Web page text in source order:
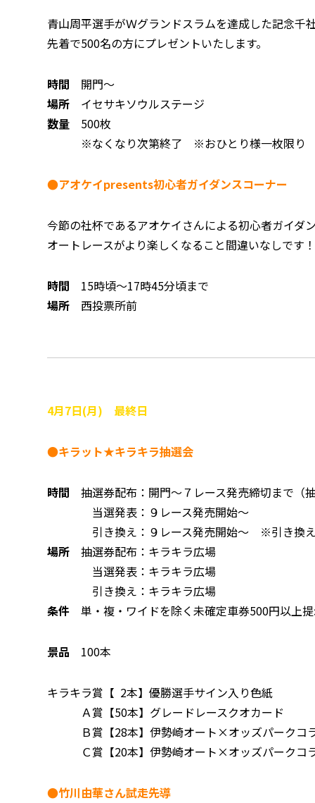
青山周平選手がＷグランドスラムを達成した記念千
先着で500名の方にプレゼントいたします。
時間 開門～
場所 イセサキソウルステージ
数量 500枚
※なくなり次第終了 ※おひとり様一枚限り
●アオケイpresents初心者ガイダンスコーナー
今節の社杯であるアオケイさんによる初心者ガイダ
オートレースがより楽しくなること間違いなしです！
時間 15時頃～17時45分頃まで
場所 西投票所前
4月7日(月) 最終日
●キラット★キラキラ抽選会
時間 抽選券配布：開門～７レース発売締切まで（
当選発表：９レース発売開始～
引き換え：９レース発売開始～ ※引き換え
場所 抽選券配布：キラキラ広場
当選発表：キラキラ広場
引き換え：キラキラ広場
条件 単・複・ワイドを除く未確定車券500円以上
景品 100本
キラキラ賞【 2本】優勝選手サイン入り色紙
Ａ賞【50本】グレードレースクオカード
Ｂ賞【28本】伊勢崎オート×オッズパークコ
Ｃ賞【20本】伊勢崎オート×オッズパークコ
●竹川由華さん試走先導